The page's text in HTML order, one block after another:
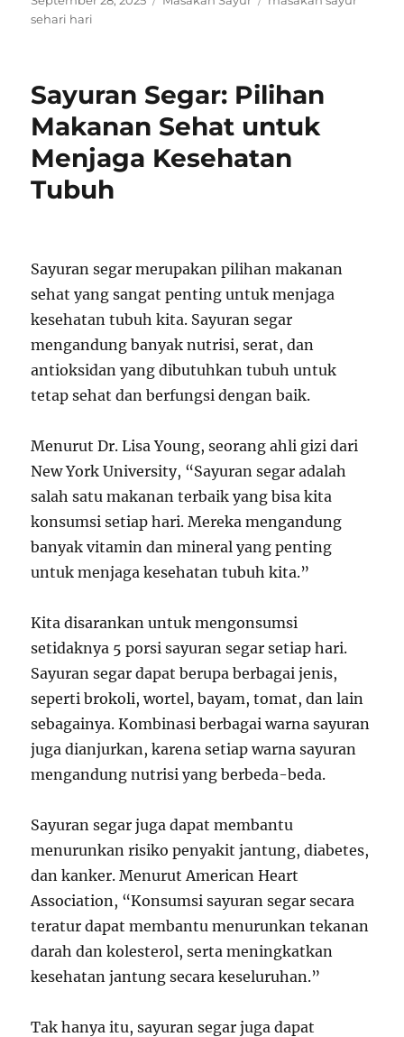
on
sehari hari
Sayuran Segar: Pilihan
Makanan Sehat untuk
Menjaga Kesehatan
Tubuh
Sayuran segar merupakan pilihan makanan
sehat yang sangat penting untuk menjaga
kesehatan tubuh kita. Sayuran segar
mengandung banyak nutrisi, serat, dan
antioksidan yang dibutuhkan tubuh untuk
tetap sehat dan berfungsi dengan baik.
Menurut Dr. Lisa Young, seorang ahli gizi dari
New York University, “Sayuran segar adalah
salah satu makanan terbaik yang bisa kita
konsumsi setiap hari. Mereka mengandung
banyak vitamin dan mineral yang penting
untuk menjaga kesehatan tubuh kita.”
Kita disarankan untuk mengonsumsi
setidaknya 5 porsi sayuran segar setiap hari.
Sayuran segar dapat berupa berbagai jenis,
seperti brokoli, wortel, bayam, tomat, dan lain
sebagainya. Kombinasi berbagai warna sayuran
juga dianjurkan, karena setiap warna sayuran
mengandung nutrisi yang berbeda-beda.
Sayuran segar juga dapat membantu
menurunkan risiko penyakit jantung, diabetes,
dan kanker. Menurut American Heart
Association, “Konsumsi sayuran segar secara
teratur dapat membantu menurunkan tekanan
darah dan kolesterol, serta meningkatkan
kesehatan jantung secara keseluruhan.”
Tak hanya itu, sayuran segar juga dapat